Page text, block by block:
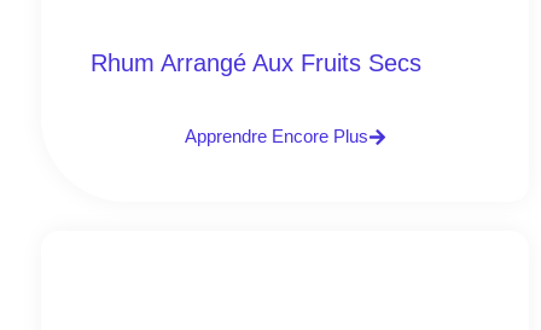
Rhum Arrangé Aux Fruits Secs
Apprendre Encore Plus